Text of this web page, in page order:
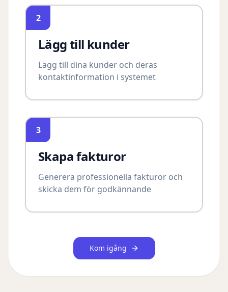
2
Lägg till kunder
Lägg till dina kunder och deras
kontaktinformation i systemet
3
Skapa fakturor
Generera professionella fakturor och
skicka dem för godkännande
Kom igång